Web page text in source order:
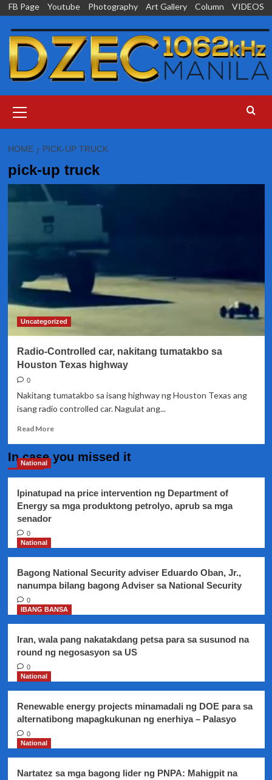
Skip
content
FB Page Youtube Photography Art Gallery Column VIDEOS
Menu
HOME PICK-UP TRUCK
pick-up truck
Uncategorized
Radio-Controlled car, nakitang tumatakbo sa
Houston Texas highway
0
Nakitang tumatakbo sa isang highway ng Houston Texas ang
isang radio controlled car. Nagulat ang...
Read MoreRead
Radio-
nakitang
tumatakbo
In case you missed it
National
Ipinatupad na price intervention ng Department of
Energy sa mga produktong petrolyo, aprub sa mga
senador
0
National
Bagong National Security adviser Eduardo Oban, Jr.,
nanumpa bilang bagong Adviser sa National Security
0
IBANG BANSA
Iran, wala pang nakatakdang petsa para sa susunod na
round ng negosasyon sa US
0
National
Renewable energy projects minamadali ng DOE para sa
alternatibong mapagkukunan ng enerhiya – Palasyo
0
National
Nartatez sa mga bagong lider ng PNPA: Mahigpit na